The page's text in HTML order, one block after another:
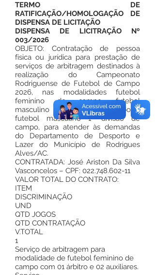
TERMO DE
RATIFICAÇÃO/HOMOLOGAÇÃO DE
DISPENSA DE LICITAÇÃO
DISPENSA DE LICITRAÇÃO Nº
003/2026
OBJETO: Contratação de pessoa
física ou jurídica para prestação de
serviços de arbitragem destinados à
realização do Campeonato
Rodriguense de Futebol de Campo
2026, nas modalidades futebol
feminino de campo, futebol
masculino 2ª divisão de campo e
futebol masculino 1ª divisão de
campo, para atender às demandas
do Departamento de Desporto e
Lazer do Município de Rodrigues
Alves/AC.
CONTRATADA: José Ariston Da Silva
Vasconcelos – CPF: 022.748.602-11
VALOR TOTAL DO CONTRATO:
ITEM
DISCRIMINAÇÃO
UND
QTD JOGOS
QTD CONTRATAÇÃO
V.TOTAL
1
Serviço de arbitragem para
modalidade de futebol feminino de
campo com 01 árbitro e 02 auxiliares.